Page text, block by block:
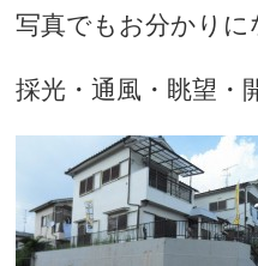
写真でもお分かり
採光・通風・眺望・